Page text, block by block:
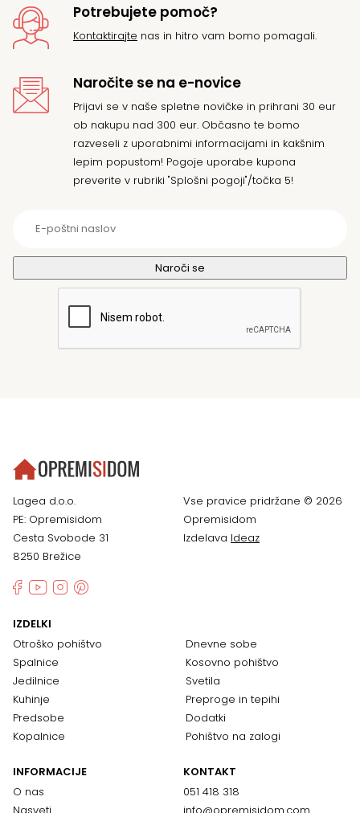
Potrebujete pomoč?
Kontaktirajte nas in hitro vam bomo pomagali.
Naročite se na e-novice
Prijavi se v naše spletne novičke in prihrani 30 eur
ob nakupu nad 300 eur. Občasno te bomo
razveseli z uporabnimi informacijami in kakšnim
lepim popustom! Pogoje uporabe kupona
preverite v rubriki "Splošni pogoji"/točka 5!
Lagea d.o.o.
PE: Opremisidom
Cesta Svobode 31
8250 Brežice
Vse pravice pridržane © 2026
Opremisidom
Izdelava Ideaz
IZDELKI
Otroško pohištvo
Spalnice
Jedilnice
Kuhinje
Predsobe
Kopalnice
Dnevne sobe
Kosovno pohištvo
Svetila
Preproge in tepihi
Dodatki
Pohištvo na zalogi
INFORMACIJE
O nas
KONTAKT
051 418 318